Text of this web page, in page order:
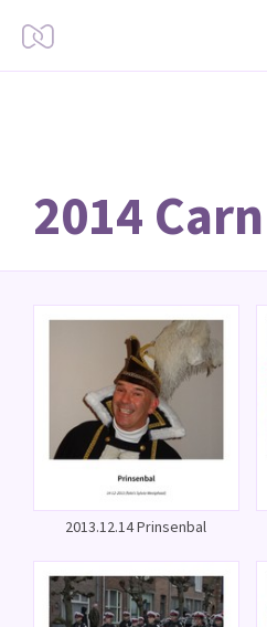
2013.12.14 Prinsenbal